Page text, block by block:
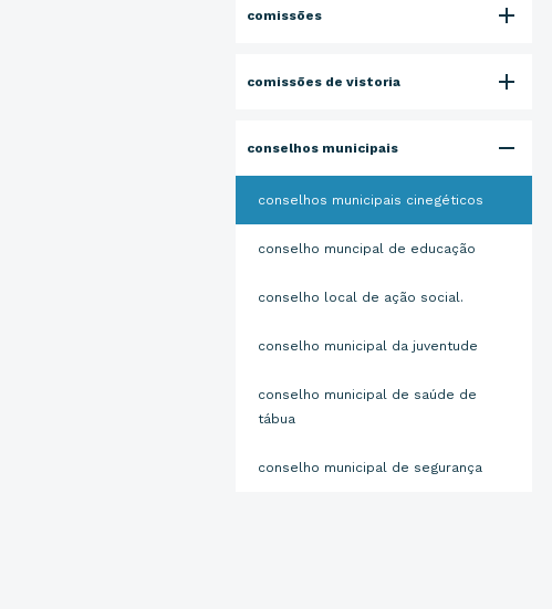
comissões
comissões de vistoria
conselhos municipais
conselhos municipais cinegéticos
conselho muncipal de educação
conselho local de ação social.
conselho municipal da juventude
conselho municipal de saúde de
tábua
conselho municipal de segurança